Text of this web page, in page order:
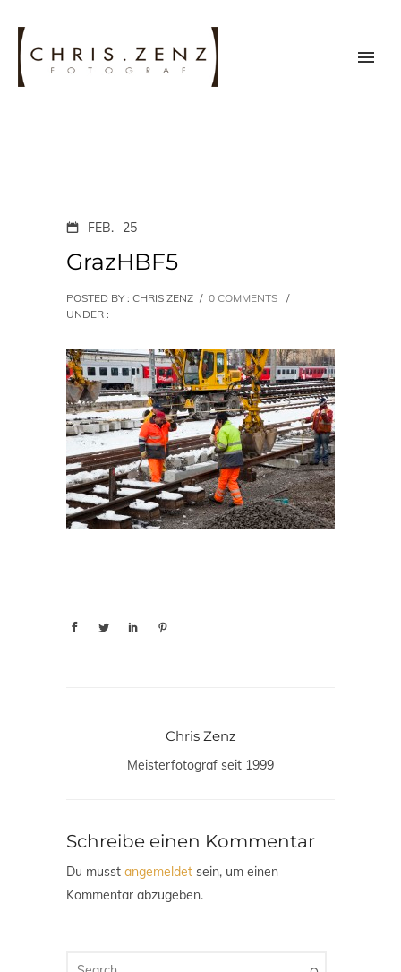
FEB. 25
GrazHBF5
POSTED BY : CHRIS ZENZ / 0 COMMENTS
/
UNDER :
Chris Zenz
Meisterfotograf seit 1999
Schreibe einen Kommentar
Du musst angemeldet sein, um einen
Kommentar abzugeben.